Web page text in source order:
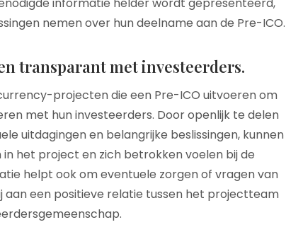
nemen over hun deelname aan de Pre-ICO.
transparant met investeerders.
projecten die een Pre-ICO uitvoeren om
met hun investeerders. Door openlijk te delen
uitdagingen en belangrijke beslissingen, kunnen
het project en zich betrokken voelen bij de
helpt ook om eventuele zorgen of vragen van
een positieve relatie tussen het projectteam